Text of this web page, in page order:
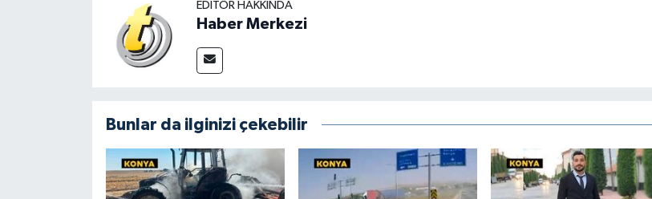
EDITÖR HAKKINDA
Haber Merkezi
Bunlar da ilginizi çekebilir